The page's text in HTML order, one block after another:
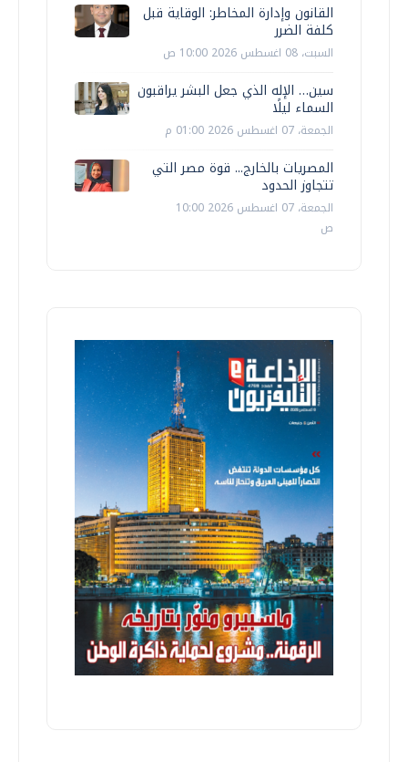
القانون وإدارة المخاطر: الوقاية قبل
كلفة الضرر
السبت، 08 اغسطس 2026 10:00 ص
سين… الإله الذي جعل البشر يراقبون
السماء ليلًا
الجمعة، 07 اغسطس 2026 01:00 م
المصريات بالخارج... قوة مصر التي
تتجاوز الحدود
الجمعة، 07 اغسطس 2026 10:00
ص